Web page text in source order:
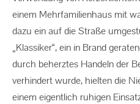
einem Mehrfamilienhaus mit
dazu ein auf die Straße
„Klassiker“, ein in Brand
durch beherztes Handeln der
verhindert wurde, hielten die
einem eigentlich ruhigen